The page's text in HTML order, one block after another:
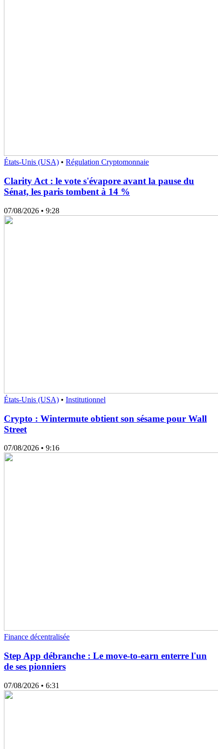
États-Unis (USA) • Régulation Cryptomonnaie
Clarity Act : le vote s'évapore avant la pause du
Sénat, les paris tombent à 14 %
07/08/2026 • 9:28
États-Unis (USA) • Institutionnel
Crypto : Wintermute obtient son sésame pour Wall
Street
07/08/2026 • 9:16
Finance décentralisée
Step App débranche : Le move-to-earn enterre l'un
de ses pionniers
07/08/2026 • 6:31